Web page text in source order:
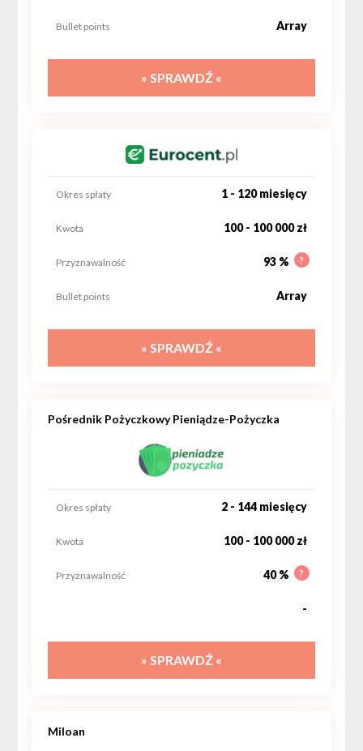
Array
Bullet points
» SPRAWDŹ «
1 - 120 miesięcy
Okres spłaty
100 - 100 000 zł
Kwota
93 % ?
Przyznawalność
Array
Bullet points
» SPRAWDŹ «
Pośrednik Pożyczkowy Pieniądze-Pożyczka
2 - 144 miesięcy
Okres spłaty
100 - 100 000 zł
Kwota
40 % ?
Przyznawalność
-
» SPRAWDŹ «
Miloan